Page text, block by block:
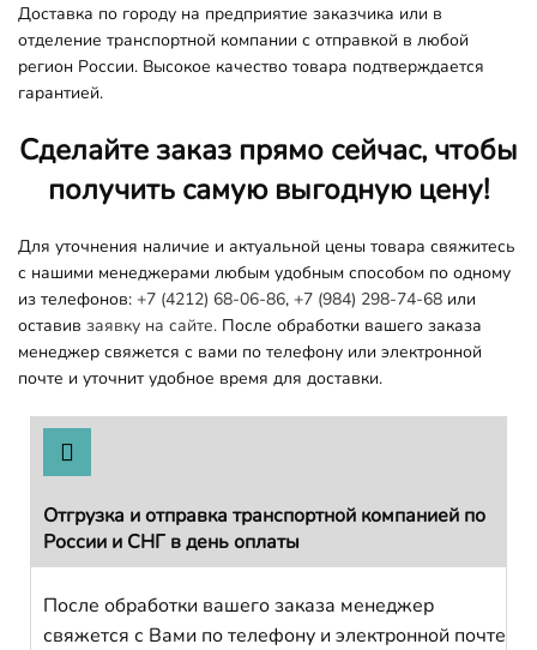
Доставка по городу на предприятие заказчика или в
отделение транспортной компании с отправкой в любой
регион России. Высокое качество товара подтверждается
гарантией.
Сделайте заказ прямо сейчас, чтобы
получить самую выгодную цену!
Для уточнения наличие и актуальной цены товара свяжитесь
с нашими менеджерами любым удобным способом по одному
из телефонов: +7 (4212) 68-06-86, +7 (984) 298-74-68 или
оставив заявку на сайте. После обработки вашего заказа
менеджер свяжется с вами по телефону или электронной
почте и уточнит удобное время для доставки.
Отгрузка и отправка транспортной компанией по
России и СНГ в день оплаты
После обработки вашего заказа менеджер
свяжется с Вами по телефону и электронной почте